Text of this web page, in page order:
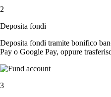
2
Deposita fondi
Deposita fondi tramite bonifico
Pay o Google Pay, oppure
3